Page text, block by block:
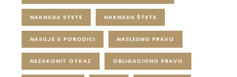
NAKNADA STETE NAKNADA ŠTETE
NASILJE U PORODICI NASLEDNO PRAVO
NEZAKONIT OTKAZ OBLIGACIONO PRAVO